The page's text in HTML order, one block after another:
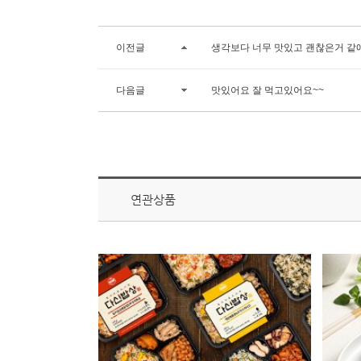
이전글 생각보다 너무 맛있고 괜찮은거 같
다음글 맛있어요 잘 먹고있어요~~
연관상품